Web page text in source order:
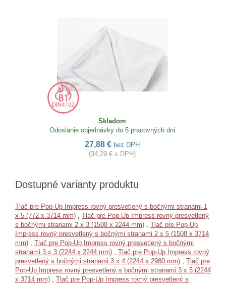
Skladom
Odoslanie objednávky do 5 pracovných dní
27,88 € bez DPH
(34,29 € s DPH)
Dostupné varianty produktu
Tlač pre Pop-Up Impress rovný presvetlený s bočnými stranami 1
x 5 (772 x 3714 mm) , Tlač pre Pop-Up Impress rovný presvetlený
s bočnými stranami 2 x 3 (1508 x 2244 mm) , Tlač pre Pop-Up
Impress rovný presvetlený s bočnými stranami 2 x 5 (1508 x 3714
mm) , Tlač pre Pop-Up Impress rovný presvetlený s bočnými
stranami 3 x 3 (2244 x 2244 mm) , Tlač pre Pop-Up Impress rovný
presvetlený s bočnými stranami 3 x 4 (2244 x 2980 mm) , Tlač pre
Pop-Up Impress rovný presvetlený s bočnými stranami 3 x 5 (2244
x 3714 mm) , Tlač pre Pop-Up Impress rovný presvetlený s